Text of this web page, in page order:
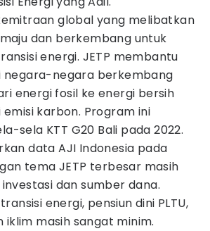
global yang melibatkan
dan berkembang untuk
energi. JETP membantu
negara-negara berkembang
energi fosil ke energi bersih
karbon. Program ini
sela KTT G20 Bali pada 2022.
data AJI Indonesia pada
tema JETP terbesar masih
dan sumber dana.
energi, pensiun dini PLTU,
iklim masih sangat minim.